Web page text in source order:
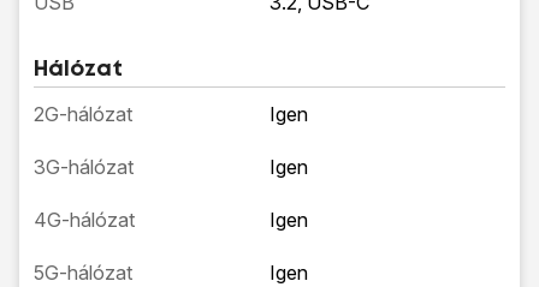
Hálózat
2G-hálózat Igen
3G-hálózat Igen
4G-hálózat Igen
5G-hálózat Igen